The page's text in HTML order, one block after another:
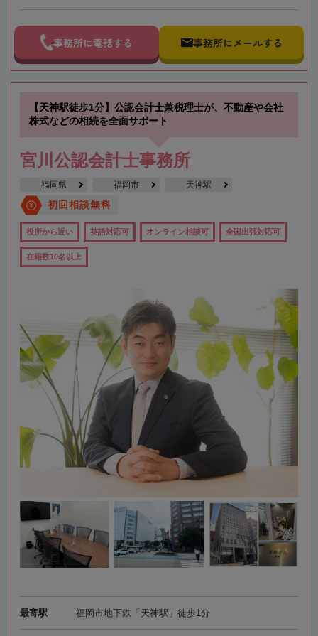
事務所に電話する 事務所にメールする
【天神駅徒歩1分】公認会計士兼税理士が、不動産や会社
株式などの相続を全面サポート
宮川公認会計士事務所
福岡県 福岡市 天神駅
初回相談無料
役所から近い 英語対応可 オンライン相談可 全国出張対応可
在籍数10名以上
最寄駅 福岡市地下鉄「天神駅」徒歩1分